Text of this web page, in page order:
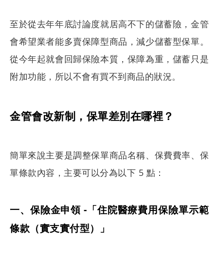
搜尋
至於從去年年底討論度就居高不下的儲蓄險，金管
會希望業者能多賣保障型商品，減少儲蓄型保單。
從今年起就會回歸保險本質，保障為重，儲蓄只是
附加功能，所以不會有買不到商品的狀況。
金管會改新制，保單差別在哪裡？
簡單來說主要是調整保單商品名稱、保費費率、保
單條款內容，主要可以分為以下 5 點：
一、保險金申領 -「住院醫療費用保險單示範
條款（實支實付型）」